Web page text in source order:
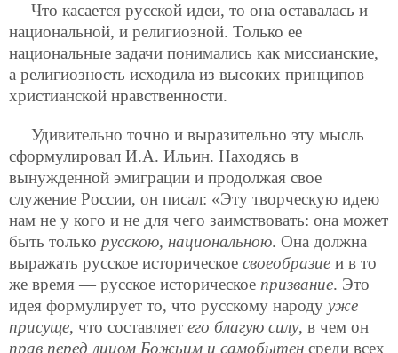
Что касается русской идеи, то она оставалась и
национальной, и религиозной. Только ее
национальные задачи понимались как миссианские,
а религиозность исходила из высоких принципов
христианской нравственности.
Удивительно точно и выразительно эту мысль
сформулировал И.А. Ильин. Находясь в
вынужденной эмиграции и продолжая свое
служение России, он писал: «Эту творческую идею
нам не у кого и не для чего заимствовать: она может
быть только русскою, национальною. Она должна
выражать русское историческое своеобразие и в то
же время — русское историческое призвание. Это
идея формулирует то, что русскому народу уже
присуще, что составляет его благую силу, в чем он
прав перед лицом Божьим и самобытен среди всех